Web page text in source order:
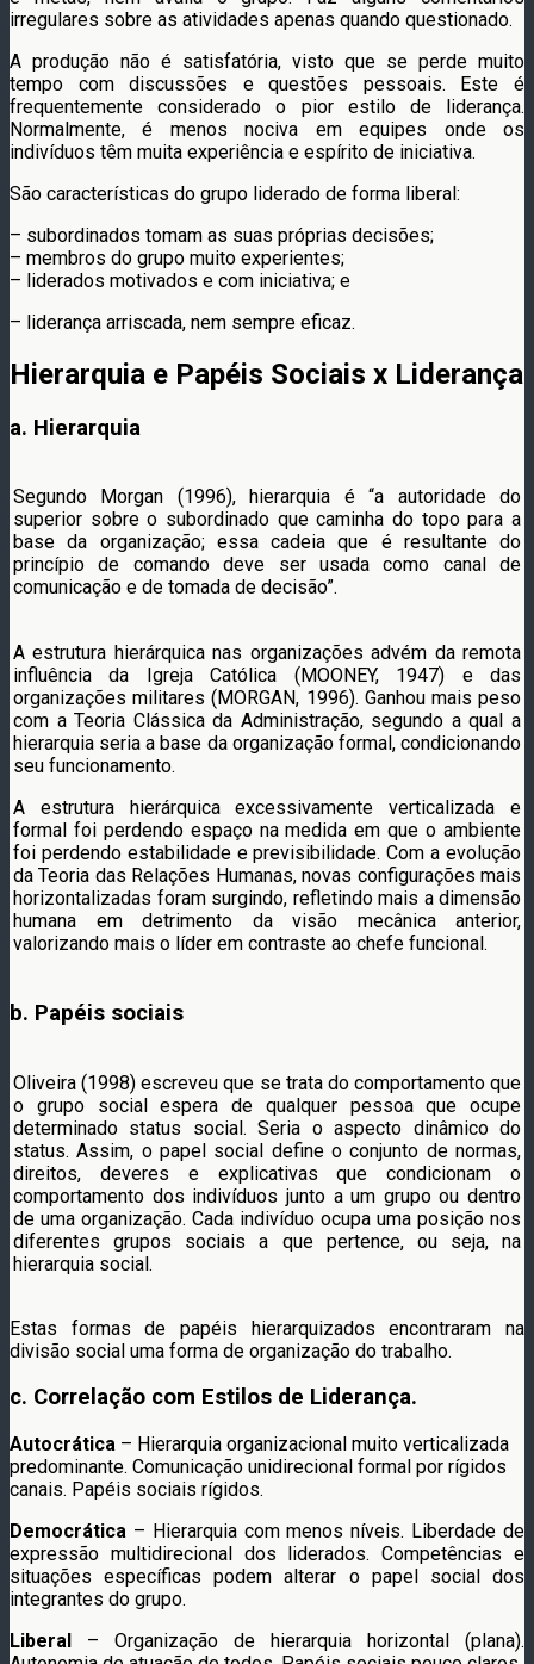
irregulares sobre as atividades apenas quando questionado.
A produção não é satisfatória, visto que se perde muito
tempo com discussões e questões pessoais. Este é
frequentemente considerado o pior estilo de liderança.
Normalmente, é menos nociva em equipes onde os
indivíduos têm muita experiência e espírito de iniciativa.
São características do grupo liderado de forma liberal:
– subordinados tomam as suas próprias decisões;
– membros do grupo muito experientes;
– liderados motivados e com iniciativa; e
– liderança arriscada, nem sempre eficaz.
Hierarquia e Papéis Sociais x Liderança
a. Hierarquia
Segundo Morgan (1996), hierarquia é “a autoridade do
superior sobre o subordinado que caminha do topo para a
base da organização; essa cadeia que é resultante do
princípio de comando deve ser usada como canal de
comunicação e de tomada de decisão”.
A estrutura hierárquica nas organizações advém da remota
influência da Igreja Católica (MOONEY, 1947) e das
organizações militares (MORGAN, 1996). Ganhou mais peso
com a Teoria Clássica da Administração, segundo a qual a
hierarquia seria a base da organização formal, condicionando
seu funcionamento.
A estrutura hierárquica excessivamente verticalizada e
formal foi perdendo espaço na medida em que o ambiente
foi perdendo estabilidade e previsibilidade. Com a evolução
da Teoria das Relações Humanas, novas configurações mais
horizontalizadas foram surgindo, refletindo mais a dimensão
humana em detrimento da visão mecânica anterior,
valorizando mais o líder em contraste ao chefe funcional.
b. Papéis sociais
Oliveira (1998) escreveu que se trata do comportamento que
o grupo social espera de qualquer pessoa que ocupe
determinado status social. Seria o aspecto dinâmico do
status. Assim, o papel social define o conjunto de normas,
direitos, deveres e explicativas que condicionam o
comportamento dos indivíduos junto a um grupo ou dentro
de uma organização. Cada indivíduo ocupa uma posição nos
diferentes grupos sociais a que pertence, ou seja, na
hierarquia social.
Estas formas de papéis hierarquizados encontraram na
divisão social uma forma de organização do trabalho.
c. Correlação com Estilos de Liderança.
Autocrática – Hierarquia organizacional muito verticalizada
predominante. Comunicação unidirecional formal por rígidos
canais. Papéis sociais rígidos.
Democrática – Hierarquia com menos níveis. Liberdade de
expressão multidirecional dos liderados. Competências e
situações específicas podem alterar o papel social dos
integrantes do grupo.
Liberal – Organização de hierarquia horizontal (plana).